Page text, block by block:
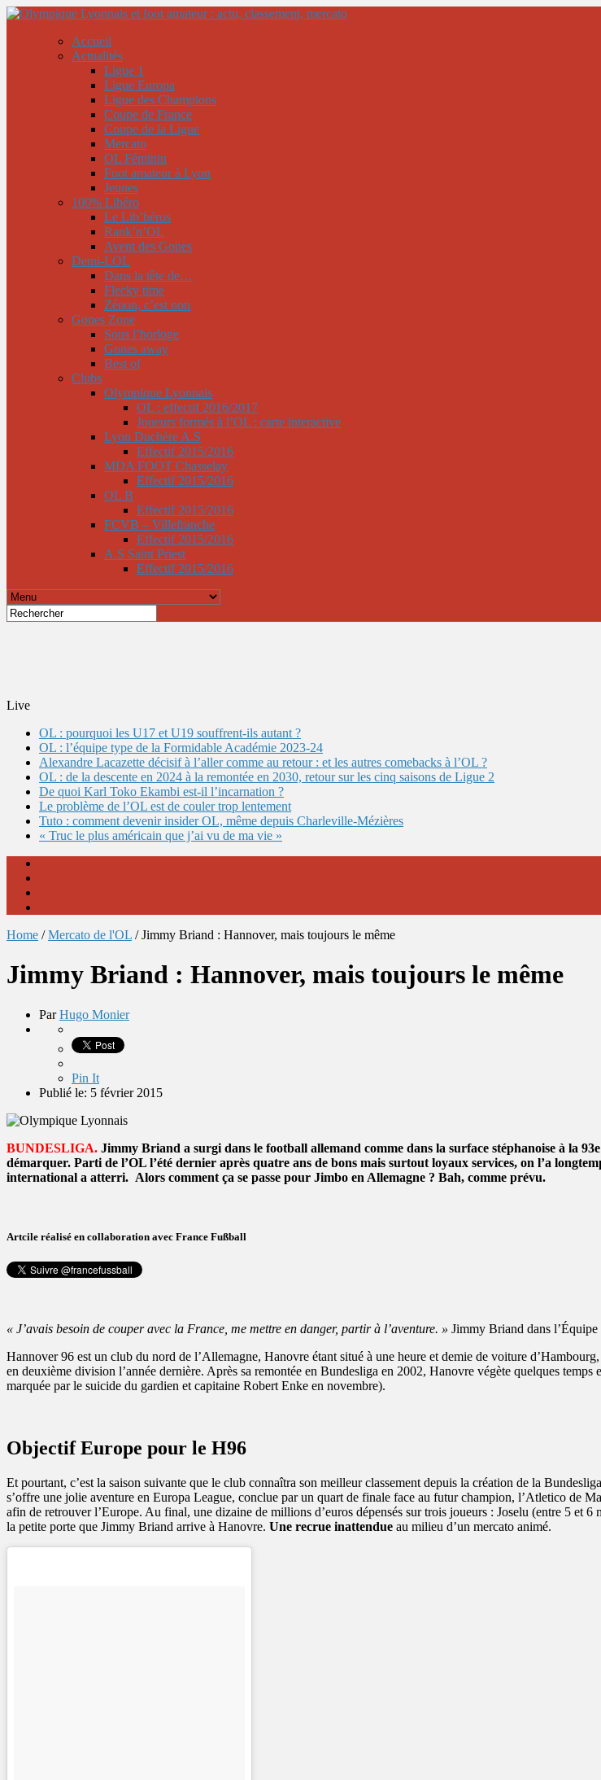
Accueil
Actualités
Ligue 1
Ligue Europa
Ligue des Champions
Coupe de France
Coupe de la Ligue
Mercato
OL Féminin
Foot amateur à Lyon
Jeunes
100% Libéro
Le Lib’héros
Rank’n’OL
Avent des Gones
Demi-LOL
Dans la tête de…
Flecky time
Zénon, c’est non
Gones Zone
Sous l’horloge
Gones away
Best of
Clubs
Olympique Lyonnais
OL : effectif 2016/2017
Joueurs formés à l’OL : carte interactive
Lyon Duchère A.S
Effectif 2015/2016
MDA FOOT Chasselay
Effectif 2015/2016
OL B
Effectif 2015/2016
FCVB – Villefranche
Effectif 2015/2016
A.S Saint Priest
Effectif 2015/2016
Live
OL : pourquoi les U17 et U19 souffrent-ils autant ?
OL : l’équipe type de la Formidable Académie 2023-24
Alexandre Lacazette décisif à l’aller comme au retour : et les autres comebacks à l’OL ?
OL : de la descente en 2024 à la remontée en 2030, retour sur les cinq saisons de Ligue 2
De quoi Karl Toko Ekambi est-il l’incarnation ?
Le problème de l’OL est de couler trop lentement
Tuto : comment devenir insider OL, même depuis Charleville-Mézières
« Truc le plus américain que j’ai vu de ma vie »
Home /Mercato de l'OL /Jimmy Briand : Hannover, mais toujours le même
Jimmy Briand : Hannover, mais toujours le même
ParHugo Monier
Pin It
Publié le: 5 février 2015
BUNDESLIGA. Jimmy Briand a surgi dans le football allemand comme dans la surface stéphanoise à la
démarquer. Parti de l’OL l’été dernier après quatre ans de bons mais surtout loyaux services, on l’a
international a atterri. Alors comment ça se passe pour Jimbo en Allemagne ? Bah, comme prévu.
Artcile réalisé en collaboration avec France Fußball
« J’avais besoin de couper avec la France, me mettre en danger, partir à l’aventure. » Jimmy Briand dans
Hannover 96 est un club du nord de l’Allemagne, Hanovre étant situé à une heure et demie de voiture
en deuxième division l’année dernière. Après sa remontée en Bundesliga en 2002, Hanovre végète quelques
marquée par le suicide du gardien et capitaine Robert Enke en novembre).
Objectif Europe pour le H96
Et pourtant, c’est la saison suivante que le club connaîtra son meilleur classement depuis la création de la
s’offre une jolie aventure en Europa League, conclue par un quart de finale face au futur champion, l’Atletico de
afin de retrouver l’Europe. Au final, une dizaine de millions d’euros dépensés sur trois joueurs : Joselu (entre 5
la petite porte que Jimmy Briand arrive à Hanovre. Une recrue inattendue au milieu d’un mercato animé.